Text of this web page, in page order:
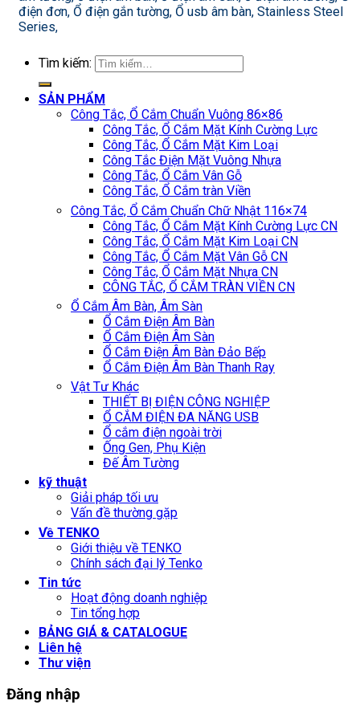
điện đơn, Ổ điện gắn tường, Ổ usb âm bàn, Stainless Steel
Series,
Tìm kiếm:
SẢN PHẨM
Công Tắc, Ổ Cắm Chuẩn Vuông 86×86
Công Tắc, Ổ Cắm Mặt Kính Cường Lực
Công Tắc, Ổ Cắm Mặt Kim Loại
Công Tắc Điện Mặt Vuông Nhựa
Công Tắc, Ổ Cắm Vân Gỗ
Công Tắc, Ổ Cắm tràn Viền
Công Tắc, Ổ Cắm Chuẩn Chữ Nhật 116×74
Công Tắc, Ổ Cắm Mặt Kính Cường Lực CN
Công Tắc, Ổ Cắm Mặt Kim Loại CN
Công Tắc, Ổ Cắm Mặt Vân Gỗ CN
Công Tắc, Ổ Cắm Mặt Nhựa CN
CÔNG TẮC, Ổ CẮM TRÀN VIỀN CN
Ổ Cắm Âm Bàn, Âm Sàn
Ổ Cắm Điện Âm Bàn
Ổ Cắm Điện Âm Sàn
Ổ Cắm Điện Âm Bàn Đảo Bếp
Ổ Cắm Điện Âm Bàn Thanh Ray
Vật Tư Khác
THIẾT BỊ ĐIỆN CÔNG NGHIỆP
Ổ CẮM ĐIỆN ĐA NĂNG USB
Ổ cắm điện ngoài trời
Ống Gen, Phụ Kiện
Đế Âm Tường
kỹ thuật
Giải pháp tối ưu
Vấn đề thường gặp
Về TENKO
Giới thiệu về TENKO
Chính sách đại lý Tenko
Tin tức
Hoạt động doanh nghiệp
Tin tổng hợp
BẢNG GIÁ & CATALOGUE
Liên hệ
Thư viện
Đăng nhập